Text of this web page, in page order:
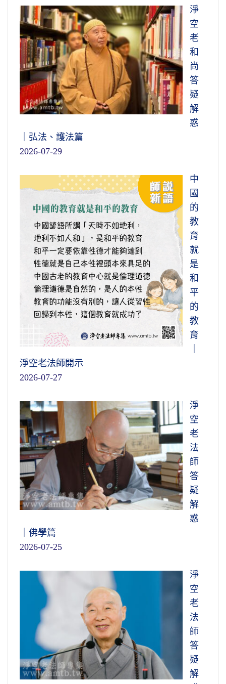
淨
空
老
和
尚
答
疑
解
惑
｜弘法、護法篇
2026-07-29
中
國
的
教
育
就
是
和
平
的
教
育
淨空老法師開示
2026-07-27
淨
空
老
法
師
答
疑
解
惑
｜佛學篇
2026-07-25
淨
空
老
法
師
答
疑
解